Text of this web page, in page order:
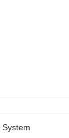
System